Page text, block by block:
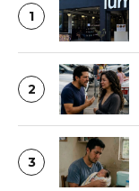
1
2
3